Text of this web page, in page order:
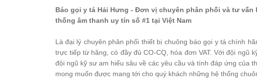
Báo gọi y tá Hải Hưng - Đơn vị chuyên phân phối và tư
thống âm thanh uy tín số #1 tại Việt Nam
Là đại lý chuyên phân phối thiết bị chuông báo gọi y tá chính
trực tiếp từ hãng, có đầy đủ CO-CQ, hóa đơn VAT. Với đội ngũ
đội ngũ kỹ sư am hiểu sâu về các yêu cầu và tính đáp ứng của
mong muốn được mang tới cho quý khách những hệ thống